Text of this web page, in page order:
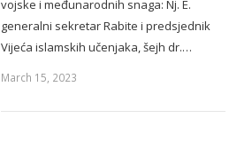
vojske i međunarodnih snaga: Nj. E.
generalni sekretar Rabite i predsjednik
Vijeća islamskih učenjaka, šejh dr.…
March 15, 2023